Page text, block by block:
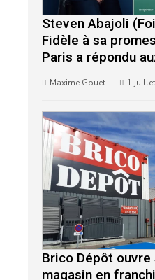
Steven Abajoli
Fidèle à sa
Paris a répondu
Maxime Gouet 1
Brico Dépôt
magasin en